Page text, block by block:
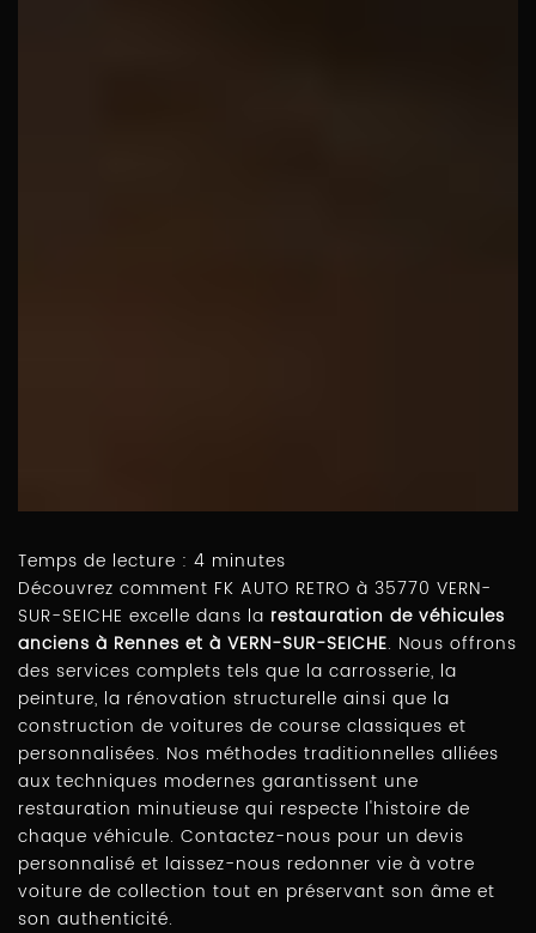
Temps de lecture : 4 minutes
Découvrez comment FK AUTO RETRO à 35770 VERN-
SUR-SEICHE excelle dans la restauration de véhicules
anciens à Rennes et à VERN-SUR-SEICHE. Nous offrons
des services complets tels que la carrosserie, la
peinture, la rénovation structurelle ainsi que la
construction de voitures de course classiques et
personnalisées. Nos méthodes traditionnelles alliées
aux techniques modernes garantissent une
restauration minutieuse qui respecte l'histoire de
chaque véhicule. Contactez-nous pour un devis
personnalisé et laissez-nous redonner vie à votre
voiture de collection tout en préservant son âme et
son authenticité.